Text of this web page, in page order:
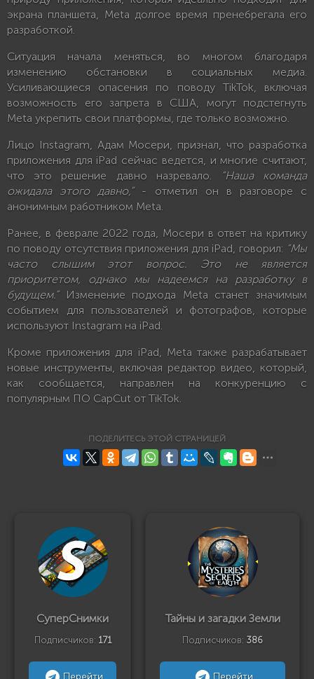
экрана планшета, Meta долгое время пренебрегала его
разработкой.
Ситуация начала меняться, во многом благодаря
изменению обстановки в социальных медиа.
Усиливающиеся опасения по поводу TikTok, включая
возможность его запрета в США, могут подстегнуть
Meta укрепить свои платформы, где только возможно.
Лицо Instagram, Адам Мосери, признал, что разработка
приложения для iPad сейчас ведется, и многие считают,
что это решение давно назревало.
“Наша команда
ожидала этого давно,”- отметил он в разговоре с
анонимным работником Meta.
Ранее, в феврале 2022 года, Мосери в ответ на критику
по поводу отсутствия приложения для iPad, говорил: “Мы
часто слышим этот вопрос. Это не является
приоритетом, однако мы надеемся на разработку в
будущем.”Изменение подхода Meta станет значимым
событием для пользователей и фотографов, которые
используют Instagram на iPad.
Кроме приложения для iPad, Meta также разрабатывает
новые инструменты, включая редактор видео, который,
как сообщается, направлен на конкуренцию с
популярным ПО CapCut от TikTok.
ПОДЕЛИТЕСЬ ЭТОЙ СТРАНИЦЕЙ
СуперСнимки
Подписчиков: 171
Тайны и загадки Земли
Подписчиков: 386